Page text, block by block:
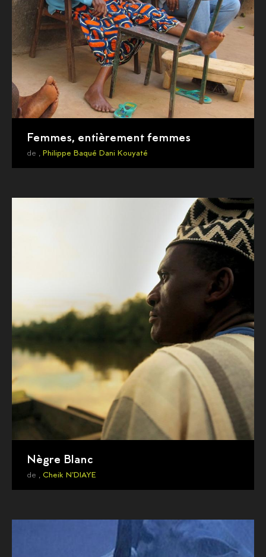
Femmes, entièrement femmes
de , Philippe Baqué Dani Kouyaté
Nègre Blanc
de , Cheik N'DIAYE